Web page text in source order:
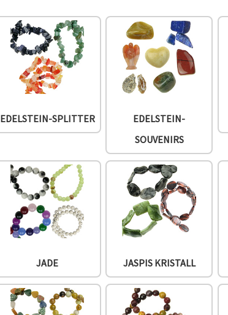
EDELSTEIN-SPLITTER
EDELSTEIN-
SOUVENIRS
JADE JASPIS KRISTALL